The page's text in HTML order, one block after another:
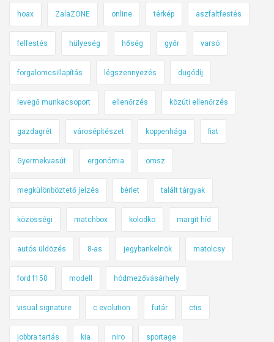
hoax ZalaZONE online térkép aszfaltfestés
felfestés hülyeség hőség győr varsó
forgalomcsillapítás légszennyezés dugódíj
levegő munkacsoport ellenőrzés közúti ellenőrzés
gazdagrét városépítészet koppenhága fiat
Gyermekvasút ergonómia omsz
megkülönböztető jelzés bérlet talált tárgyak
közösségi matchbox kolodko margit híd
autós üldözés 8-as jegybankelnök matolcsy
ford f150 modell hódmezővásárhely
visual signature c evolution futár ctis
jobbra tartás kia niro sportage